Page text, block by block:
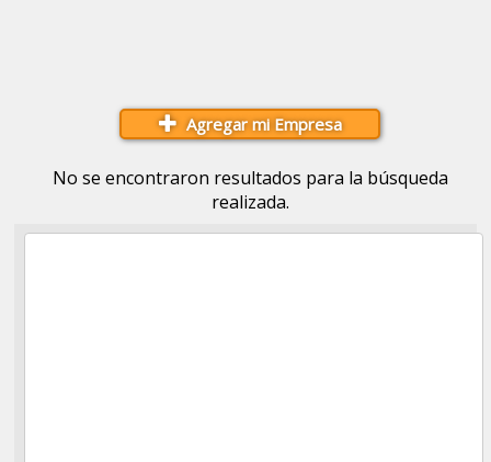
Agregar mi Empresa
No se encontraron resultados para la búsqueda
realizada.